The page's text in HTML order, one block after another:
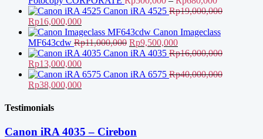
harga:
hingga
Canon iRA 4525 Rp19,000,000
Harga
aslinya
adalah:
Rp19,000,000.
Rp16,000,000Harga
saat
ini
adalah:
Rp16,000,000.
Canon Imageclass
MF643cdw Rp11,000,000 Harga
aslinya
Rp11,000,000.
Rp9,500,000Harga
saat
adalah:
Canon iRA 4035 Rp16,000,000
Harga
aslinya
adalah:
Rp13,000,000Harga
saat
ini
Canon iRA 6575 Rp40,000,000
Harga
adalah:
Rp38,000,000Harga
Rp38,000,000.
Testimonials
Canon iRA 4035 – Cirebon